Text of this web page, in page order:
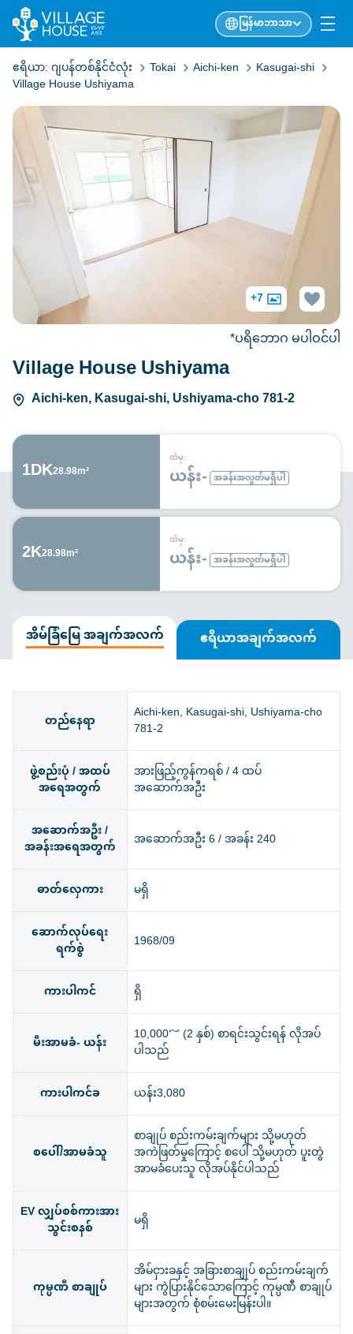
မြန်မာဘာသာ
ဧရိယာ:ဂျပန်တစ်နိုင်ငံလုံး Tokai Aichi-ken Kasugai-shi
Village House Ushiyama
Village House Ushiyama
Aichi-ken, Kasugai-shi, Ushiyama-cho 781-2
+7
*ပရိဘောဂ မပါဝင်ပါ
1DK28.98m²
ထံမှ:
ယန်း- အခန်းအလွတ်မရှိပါ
2K28.98m²
ထံမှ:
ယန်း- အခန်းအလွတ်မရှိပါ
အိမ်ခြံမြေ အချက်အလက် ဧရိယာအချက်အလက်
တည်နေရာ Aichi-ken, Kasugai-shi, Ushiyama-cho
781-2
ဖွဲ့စည်းပုံ / အထပ်
အရေအတွက်
အားဖြည့်ကွန်ကရစ် / 4 ထပ်
အဆောက်အဦး
အဆောက်အဦး /
အခန်းအရေအတွက် အဆောက်အဦး 6 / အခန်း 240
ဓာတ်လှေကား
မရှိ
ဆောက်လုပ်ရေး
ရက်စွဲ 1968/09
ကားပါကင် ရှိ
မီးအာမခံ- ယန်း 10,000～ (2 နှစ်) စာရင်းသွင်းရန် လိုအပ်
ပါသည်
ကားပါကင်ခ
ယန်း3,080
စပေါ်/အာမခံသူ
စာချုပ် စည်းကမ်းချက်များ သို့မဟုတ်
အကဲဖြတ်မှုကြောင့် စပေါ် သို့မဟုတ် ပူးတွဲ
အာမခံပေးသူ လိုအပ်နိုင်ပါသည်
EV လျှပ်စစ်ကားအား
သွင်းစနစ် မရှိ
ကုမ္ပဏီ စာချုပ်
အိမ်ငှားခနှင့် အခြားစာချုပ် စည်းကမ်းချက်
များ ကွဲပြားနိုင်သောကြောင့် ကုမ္ပဏီ စာချုပ်
များအတွက် စုံစမ်းမေးမြန်းပါ။